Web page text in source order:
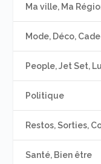
Ma ville, Ma
Mode, Déco,
People, Jet Set,
Politique
Restos, Sorties,
Santé, Bien être